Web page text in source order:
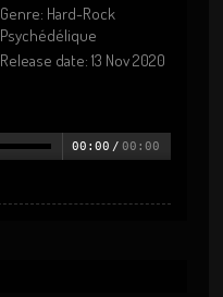
Genre: Hard-Rock
Psychédélique
Release date: 13 Nov 2020
00:00 / 00:00